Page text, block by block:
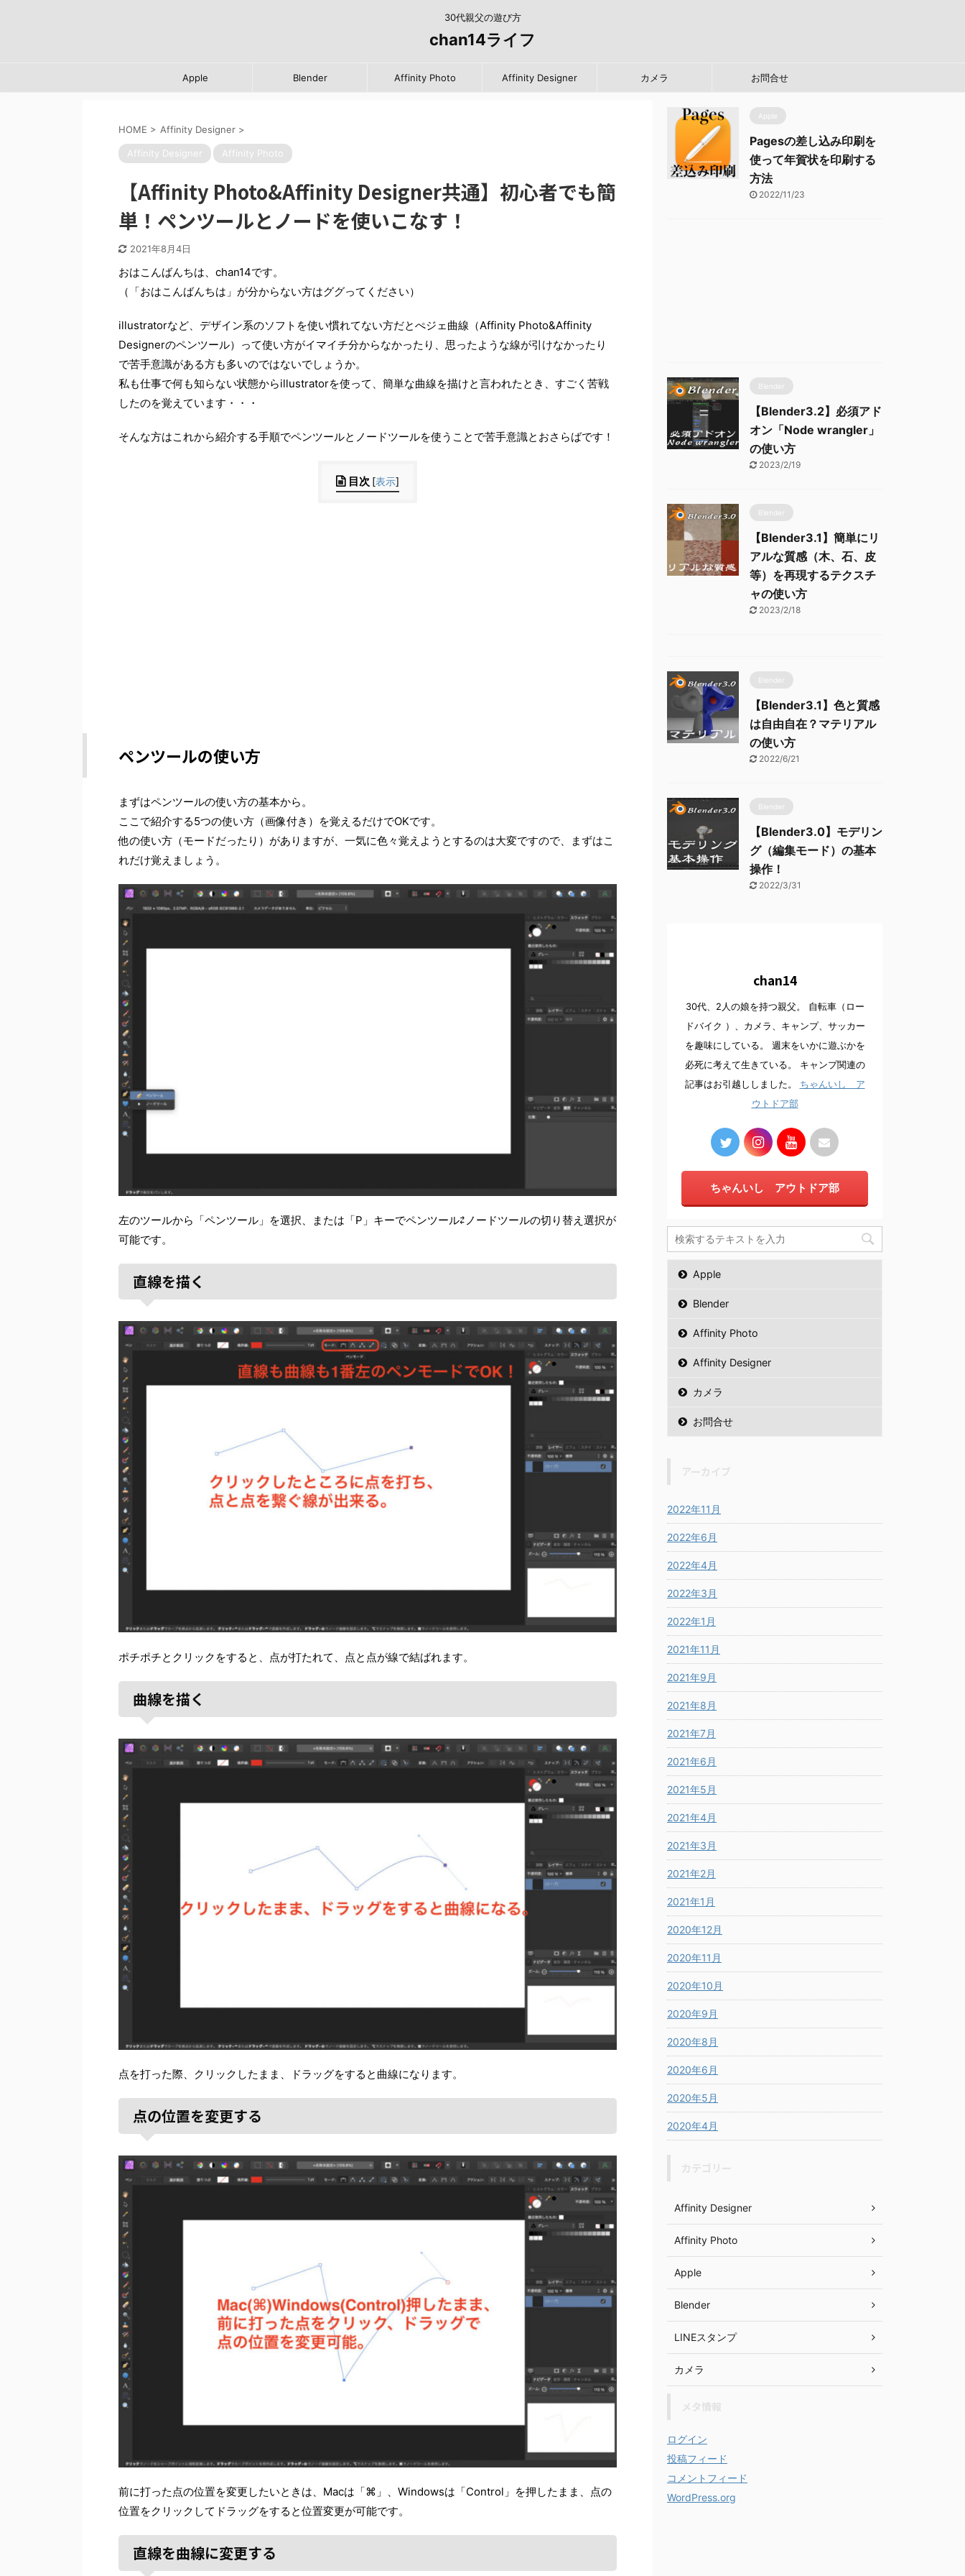
30代親父の遊び方
chan14ライフ
Apple Blender Affinity Photo Affinity Designer カメラ お問合せ
HOME > Affinity Designer >
Affinity Designer Affinity Photo
【Affinity Photo&Affinity Designer共通】初心者でも簡
単！ペンツールとノードを使いこなす！
2021年8月4日
おはこんばんちは、chan14です。
（「おはこんばんちは」が分からない方はググってください）
illustratorなど、デザイン系のソフトを使い慣れてない方だとぺジェ曲線（Affinity Photo&Affinity
Designerのペンツール）って使い方がイマイチ分からなかったり、思ったような線が引けなかったり
で苦手意識がある方も多いのではないでしょうか。
私も仕事で何も知らない状態からillustratorを使って、簡単な曲線を描けと言われたとき、すごく苦戦
したのを覚えています・・・
そんな方はこれから紹介する手順でペンツールとノードツールを使うことで苦手意識とおさらばです！
目次 [表示]
ペンツールの使い方
まずはペンツールの使い方の基本から。
ここで紹介する5つの使い方（画像付き）を覚えるだけでOKです。
他の使い方（モードだったり）がありますが、一気に色々覚えようとするのは大変ですので、まずはこ
れだけ覚えましょう。
左のツールから「ペンツール」を選択、または「P」キーでペンツール⇄ノードツールの切り替え選択が
可能です。
直線を描く
ポチポチとクリックをすると、点が打たれて、点と点が線で結ばれます。
曲線を描く
点を打った際、クリックしたまま、ドラッグをすると曲線になります。
点の位置を変更する
前に打った点の位置を変更したいときは、Macは「⌘」、Windowsは「Control」を押したまま、点の
位置をクリックしてドラッグをすると位置変更が可能です。
直線を曲線に変更する
Apple
Pagesの差し込み印刷を
使って年賀状を印刷する
方法
2022/11/23
Blender
【Blender3.2】必須アド
オン「Node wrangler」
の使い方
2023/2/19
Blender
【Blender3.1】簡単にリ
アルな質感（木、石、皮
等）を再現するテクスチ
ャの使い方
2023/2/18
Blender
【Blender3.1】色と質感
は自由自在？マテリアル
の使い方
2022/6/21
Blender
【Blender3.0】モデリン
グ（編集モード）の基本
操作！
2022/3/31
chan14
30代、2人の娘を持つ親父。 自転車（ロー
ドバイク ）、カメラ、キャンプ、サッカー
を趣味にしている。 週末をいかに遊ぶかを
必死に考えて生きている。 キャンプ関連の
記事はお引越ししました。 ちゃんいし ア
ウトドア部
ちゃんいし アウトドア部
Apple
Blender
Affinity Photo
Affinity Designer
カメラ
お問合せ
2022年11月
2022年6月
2022年4月
2022年3月
2022年1月
2021年11月
2021年9月
2021年8月
2021年7月
2021年6月
2021年5月
2021年4月
2021年3月
2021年2月
2021年1月
2020年12月
2020年11月
2020年10月
2020年9月
2020年8月
2020年6月
2020年5月
2020年4月
Affinity Designer
Affinity Photo
Apple
Blender
LINEスタンプ
カメラ
ログイン
投稿フィード
コメントフィード
WordPress.org